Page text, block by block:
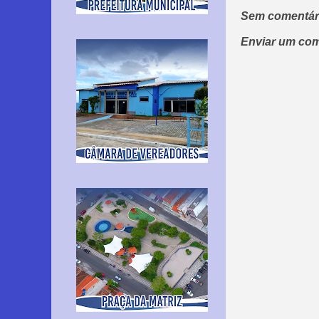
Sem
Enviar um